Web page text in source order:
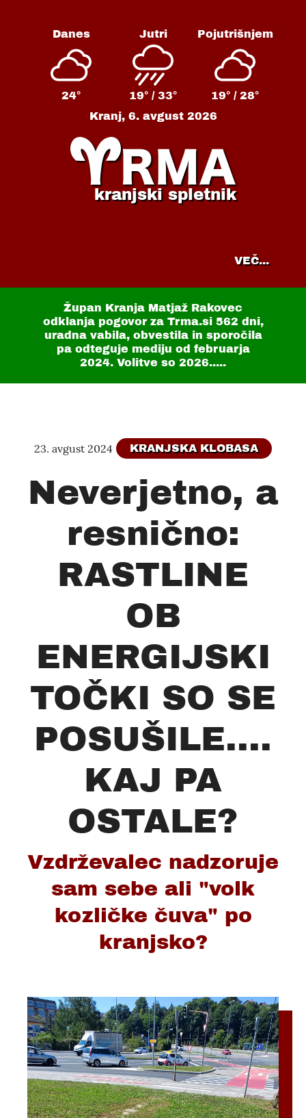
Danes
24°
Jutri
19° / 33°
Pojutrišnjem
19° / 28°
Kranj, 6. avgust 2026
kranjski spletnik
VEČ...
Župan Kranja Matjaž Rakovec
odklanja pogovor za Trma.si 562 dni,
uradna vabila, obvestila in sporočila
pa odteguje mediju od februarja
2024. Volitve so 2026.....
23. avgust 2024 KRANJSKA KLOBASA
Neverjetno, a
resnično:
RASTLINE
OB
ENERGIJSKI
TOČKI SO SE
POSUŠILE....
KAJ PA
OSTALE?
Vzdrževalec nadzoruje
sam sebe ali "volk
kozličke čuva" po
kranjsko?